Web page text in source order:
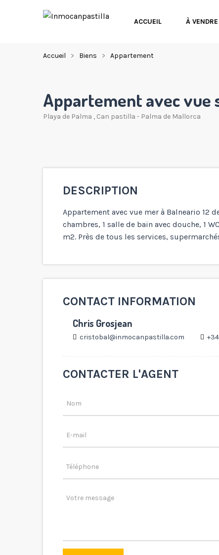
ACCUEIL À VENDRE
Accueil Biens Appartement
Appartement avec vue
Playa de Palma , Can pastilla - Palma de Mallorca
DESCRIPTION
Appartement avec vue mer à Balneario 12
chambres, 1 salle de bain avec douche, 1
m2. Près de tous les services,
CONTACT INFORMATION
Chris Grosjean
cristobal@inmocanpastilla.com
CONTACTER L'AGENT